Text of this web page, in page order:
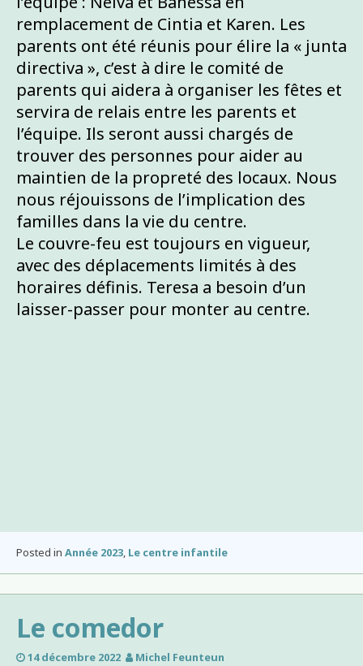
remplacement de Cintia et Karen. Les
parents ont été réunis pour élire la « junta
directiva », c’est à dire le comité de
parents qui aidera à organiser les fêtes et
servira de relais entre les parents et
l’équipe. Ils seront aussi chargés de
trouver des personnes pour aider au
maintien de la propreté des locaux. Nous
nous réjouissons de l’implication des
familles dans la vie du centre.
Le couvre-feu est toujours en vigueur,
avec des déplacements limités à des
horaires définis. Teresa a besoin d’un
laisser-passer pour monter au centre.
Posted in Année 2023, Le centre infantile
Le comedor
14 décembre 2022 Michel Feunteun